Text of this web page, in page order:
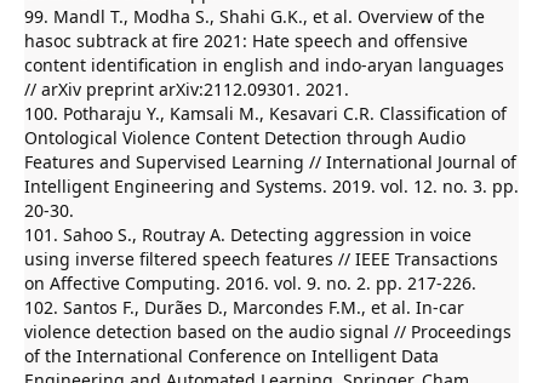
99. Mandl T., Modha S., Shahi G.K., et al. Overview of the
hasoc subtrack at fire 2021: Hate speech and offensive
content identification in english and indo-aryan languages
// arXiv preprint arXiv:2112.09301. 2021.
100. Potharaju Y., Kamsali M., Kesavari C.R. Classification of
Ontological Violence Content Detection through Audio
Features and Supervised Learning // International Journal of
Intelligent Engineering and Systems. 2019. vol. 12. no. 3. pp.
20-30.
101. Sahoo S., Routray A. Detecting aggression in voice
using inverse filtered speech features // IEEE Transactions
on Affective Computing. 2016. vol. 9. no. 2. pp. 217-226.
102. Santos F., Durães D., Marcondes F.M., et al. In-car
violence detection based on the audio signal // Proceedings
of the International Conference on Intelligent Data